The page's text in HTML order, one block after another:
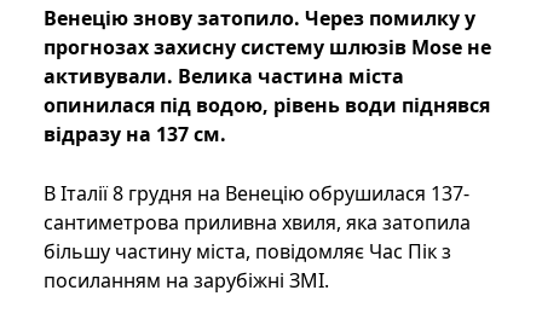
Венецію знову затопило. Через помилку у
прогнозах захисну систему шлюзів Mose не
активували. Велика частина міста
опинилася під водою, рівень води піднявся
відразу на 137 см.
В Італії 8 грудня на Венецію обрушилася 137-
сантиметрова приливна хвиля, яка затопила
більшу частину міста, повідомляє Час Пік з
посиланням на зарубіжні ЗМІ.